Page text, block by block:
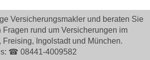
Versicherungsmakler und beraten Sie
Fragen rund um Versicherungen im
Freising, Ingolstadt und München.
☎ 08441-4009582